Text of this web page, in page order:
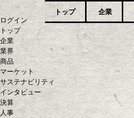
ログイン
トップ
企業
業界
商品
マーケット
サステナビリティ
インタビュー
決算
人事
トップ 企業